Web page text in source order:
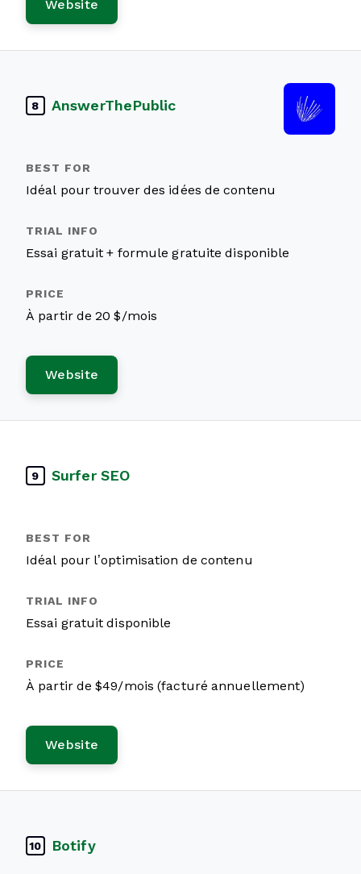
Website
8 AnswerThePublic
Idéal pour trouver des idées de contenu
Essai gratuit + formule gratuite disponible
À partir de 20 $/mois
Website
9 Surfer SEO
Idéal pour l’optimisation de contenu
Essai gratuit disponible
À partir de $49/mois (facturé annuellement)
Website
10 Botify